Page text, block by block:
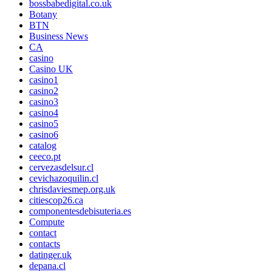
bossbabedigital.co.uk
Botany
BTN
Business News
CA
casino
Casino UK
casino1
casino2
casino3
casino4
casino5
casino6
catalog
ceeco.pt
cervezasdelsur.cl
cevichazoquilin.cl
chrisdaviesmep.org.uk
citiescop26.ca
componentesdebisuteria.es
Compute
contact
contacts
datinger.uk
depana.cl